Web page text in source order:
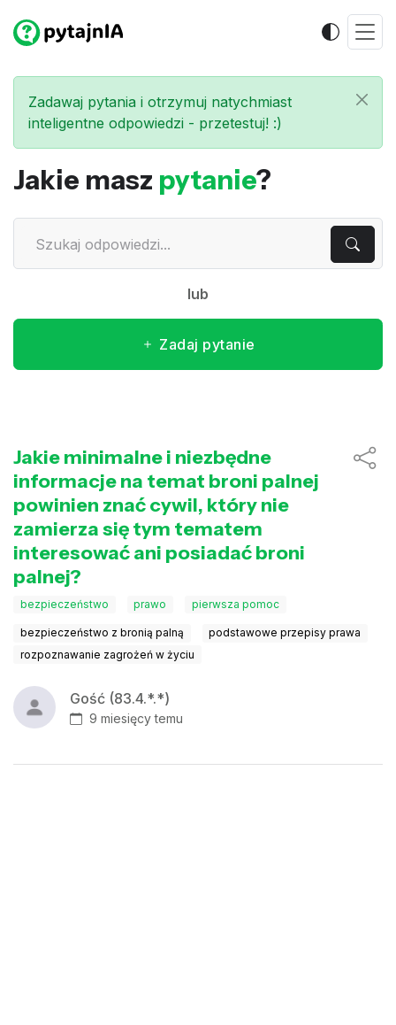
Zadawaj pytania i otrzymuj natychmiast
inteligentne odpowiedzi - przetestuj! :)
Jakie masz pytanie?
lub
Zadaj pytanie
Jakie minimalne i niezbędne
informacje na temat broni palnej
powinien znać cywil, który nie
zamierza się tym tematem
interesować ani posiadać broni
palnej?
bezpieczeństwo prawo pierwsza pomoc
bezpieczeństwo z bronią palną
podstawowe przepisy prawa
rozpoznawanie zagrożeń w życiu
Gość (83.4.*.*)
9 miesięcy temu